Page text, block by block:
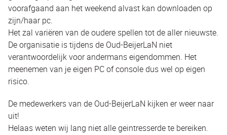
voorafgaand aan het weekend alvast kan downloaden op
zijn/haar pc.
Het zal variëren van de oudere spellen tot de aller nieuwste.
De organisatie is tijdens de Oud-BeijerLaN niet
verantwoordelijk voor andermans eigendommen. Het
meenemen van je eigen PC of console dus wel op eigen
risico.
De medewerkers van de Oud-BeijerLaN kijken er weer naar
uit!
Helaas weten wij lang niet alle geintresserde te bereiken.